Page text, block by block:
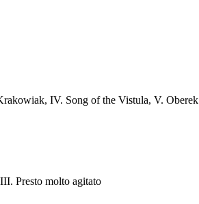
IV. Song of the Vistula, V. Oberek
Presto molto agitato